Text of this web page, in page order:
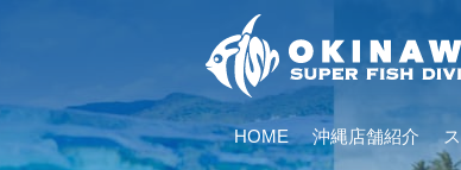
HOME 沖縄店舗紹介